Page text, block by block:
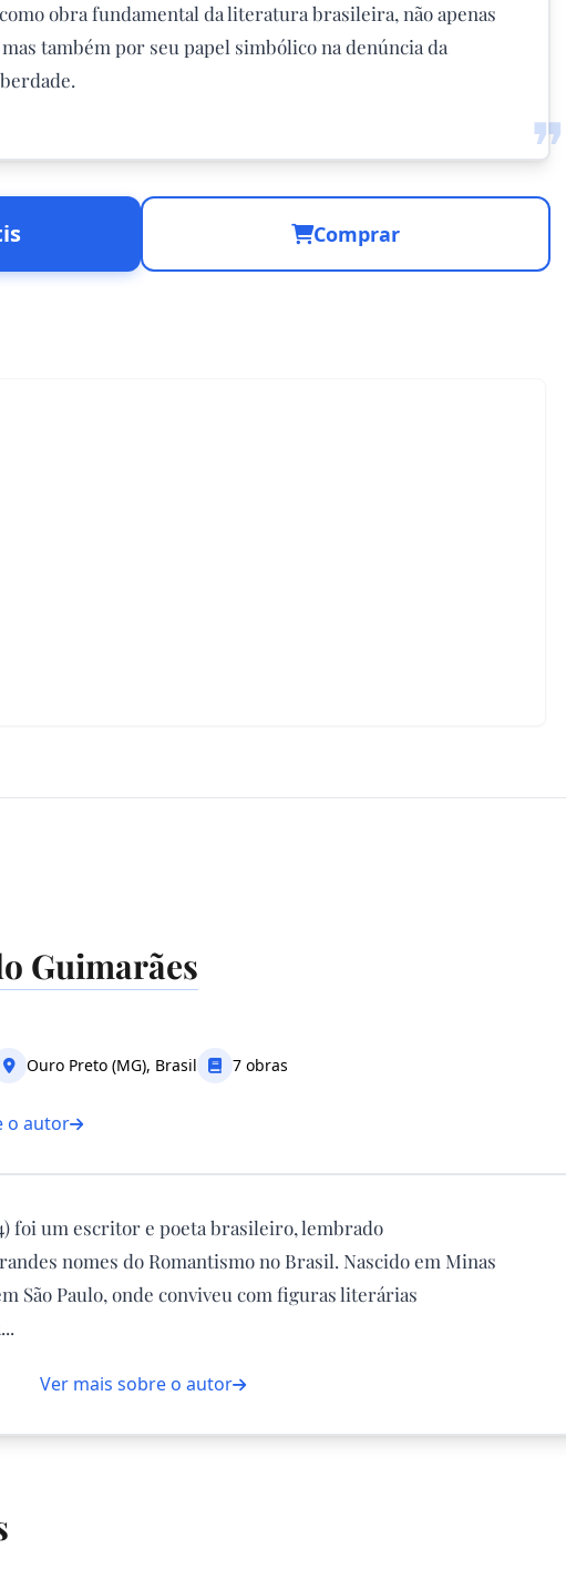
❞
obra fundamental da literatura brasileira, não apenas
também por seu papel simbólico na denúncia da
Comprar
Guimarães
Ouro Preto (MG), Brasil 7 obras
o autor
foi um escritor e poeta brasileiro, lembrado
nomes do Romantismo no Brasil. Nascido em Minas
São Paulo, onde conviveu com figuras literárias
Ver mais sobre o autor